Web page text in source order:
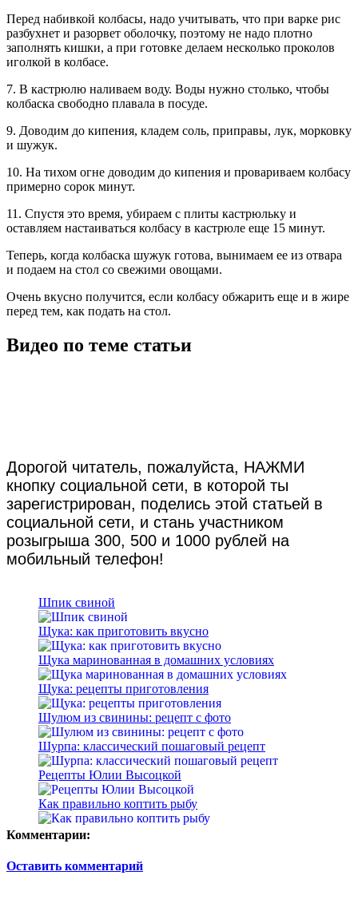
Перед набивкой колбасы, надо учитывать, что при варке рис
разбухнет и разорвет оболочку, поэтому не надо плотно
заполнять кишки, а при готовке делаем несколько проколов
иголкой в колбасе.
7. В кастрюлю наливаем воду. Воды нужно столько, чтобы
колбаска свободно плавала в посуде.
9. Доводим до кипения, кладем соль, приправы, лук, морковку
и шужук.
10. На тихом огне доводим до кипения и провариваем колбасу
примерно сорок минут.
11. Спустя это время, убираем с плиты кастрюльку и
оставляем настаиваться колбасу в кастрюле еще 15 минут.
Теперь, когда колбаска шужук готова, вынимаем ее из отвара
и подаем на стол со свежими овощами.
Очень вкусно получится, если колбасу обжарить еще и в жире
перед тем, как подать на стол.
Видео по теме статьи
Дорогой читатель, пожалуйста, НАЖМИ
кнопку социальной сети, в которой ты
зарегистрирован, поделись этой статьей в
социальной сети, и стань участником
розыгрыша 300, 500 и 1000 рублей на
мобильный телефон!
Шпик свиной
Щука: как приготовить вкусно
Щука маринованная в домашних условиях
Щука: рецепты приготовления
Шулюм из свинины: рецепт с фото
Шурпа: классический пошаговый рецепт
Рецепты Юлии Высоцкой
Как правильно коптить рыбу
Комментарии:
Оставить комментарий